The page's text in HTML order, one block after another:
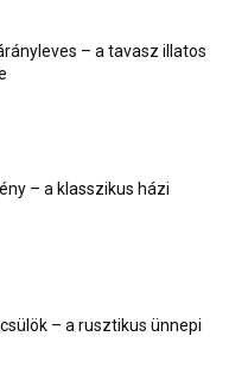
– a tavasz illatos
– a klasszikus házi
– a rusztikus ünnepi